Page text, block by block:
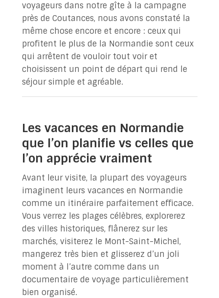
voyageurs dans notre gîte à la campagne
près de Coutances, nous avons constaté la
même chose encore et encore : ceux qui
profitent le plus de la Normandie sont ceux
qui arrêtent de vouloir tout voir et
choisissent un point de départ qui rend le
séjour simple et agréable.
Les vacances en Normandie
que l’on planifie vs celles que
l’on apprécie vraiment
Avant leur visite, la plupart des voyageurs
imaginent leurs vacances en Normandie
comme un itinéraire parfaitement efficace.
Vous verrez les plages célèbres, explorerez
des villes historiques, flânerez sur les
marchés, visiterez le Mont-Saint-Michel,
mangerez très bien et glisserez d’un joli
moment à l’autre comme dans un
documentaire de voyage particulièrement
bien organisé.